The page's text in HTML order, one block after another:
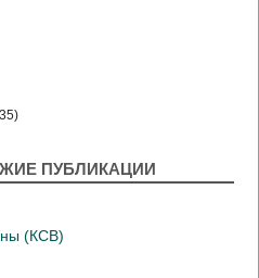
ПУБЛИКАЦИИ
(КСВ)